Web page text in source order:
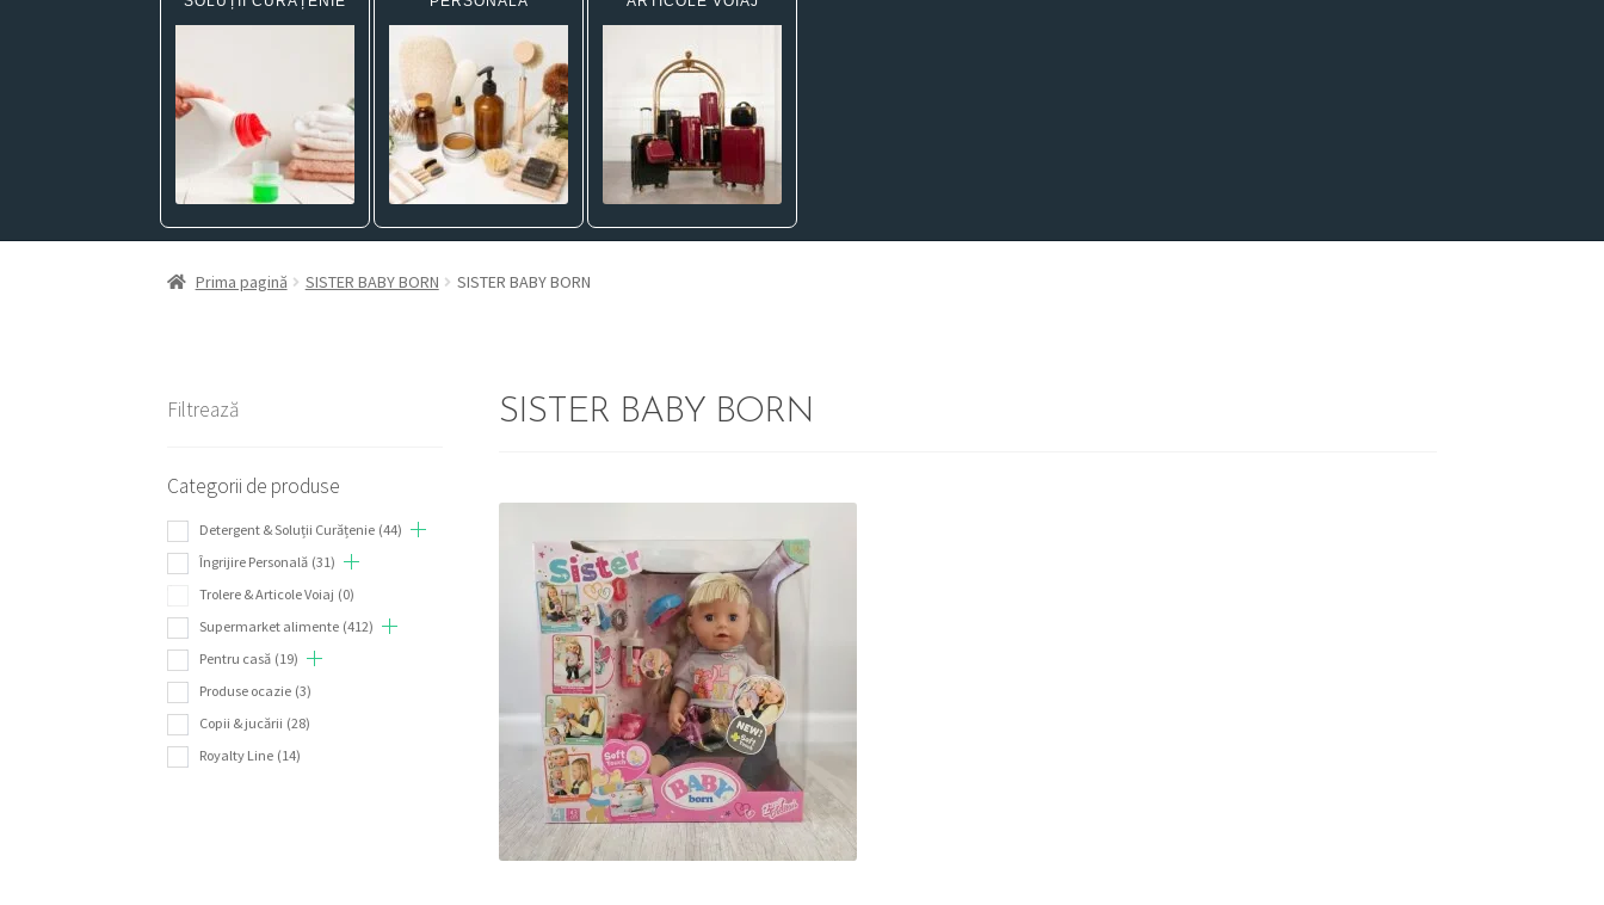
Prima pagină SISTER BABY BORN SISTER BABY BORN
SISTER BABY BORN
Filtrează
Categorii de produse
Detergent & Soluții Curățenie (44)
Îngrijire Personală (31)
Trolere & Articole Voiaj (0)
Supermarket alimente (412)
Pentru casă (19)
Produse ocazie (3)
Copii & jucării (28)
Royalty Line (14)